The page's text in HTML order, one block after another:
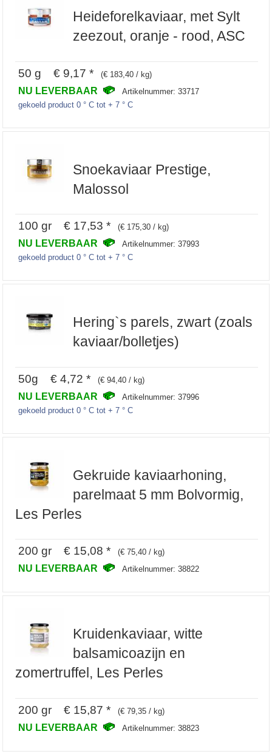
Heideforelkaviaar, met Sylt
zeezout, oranje - rood, ASC
50 g € 9,17 * (€ 183,40 / kg)
NU LEVERBAAR
Artikelnummer: 33717
gekoeld product 0 ° C tot + 7 ° C
Snoekaviaar Prestige,
Malossol
100 gr € 17,53 * (€ 175,30 / kg)
NU LEVERBAAR
Artikelnummer: 37993
gekoeld product 0 ° C tot + 7 ° C
Hering`s parels, zwart (zoals
kaviaar/bolletjes)
50g € 4,72 * (€ 94,40 / kg)
NU LEVERBAAR
Artikelnummer: 37996
gekoeld product 0 ° C tot + 7 ° C
Gekruide kaviaarhoning,
parelmaat 5 mm Bolvormig,
Les Perles
200 gr € 15,08 * (€ 75,40 / kg)
NU LEVERBAAR Artikelnummer: 38822
Kruidenkaviaar, witte
balsamicoazijn en
zomertruffel, Les Perles
200 gr € 15,87 * (€ 79,35 / kg)
NU LEVERBAAR Artikelnummer: 38823